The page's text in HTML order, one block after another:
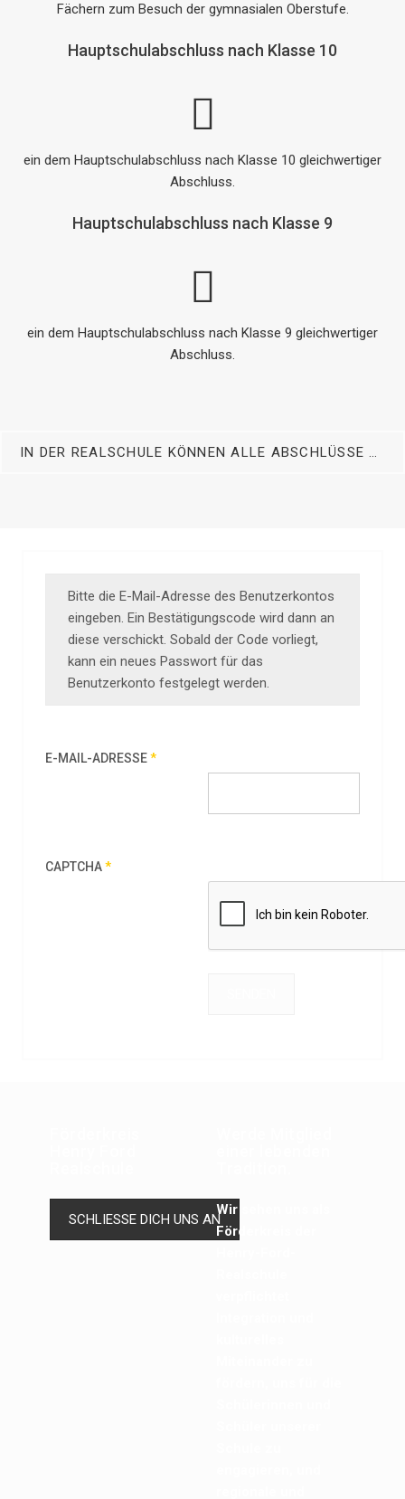
Fächern zum Besuch der gymnasialen Oberstufe.
Hauptschulabschluss nach Klasse 10
ein dem Hauptschulabschluss nach Klasse 10 gleichwertiger
Abschluss.
Hauptschulabschluss nach Klasse 9
ein dem Hauptschulabschluss nach Klasse 9 gleichwertiger
Abschluss.
IN DER REALSCHULE KÖNNEN ALLE ABSCHLÜSSE DER SEK I ERWORBEN WERDEN:
Bitte die E-Mail-Adresse des Benutzerkontos
eingeben. Ein Bestätigungscode wird dann an
diese verschickt. Sobald der Code vorliegt,
kann ein neues Passwort für das
Benutzerkonto festgelegt werden.
E-MAIL-ADRESSE*
CAPTCHA*
SCHLIESSE DICH UNS AN
Wir sehen uns als
Förderkreis der